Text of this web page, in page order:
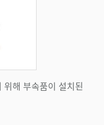
해 부속품이 설치된